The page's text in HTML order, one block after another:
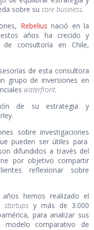
sobre su core business.
Rebelius nació en la
años ha crecido y
consultoría en Chile,
de esta consultora
grupo de inversiones en
waterfront.
de su estrategia y
sobre investigaciones
pueden ser útiles para
difundidos a través del
por objetivo compartir
reflexionar sobre
hemos realizado el
startupsy más de 3.000
para analizar sus
comparativo de